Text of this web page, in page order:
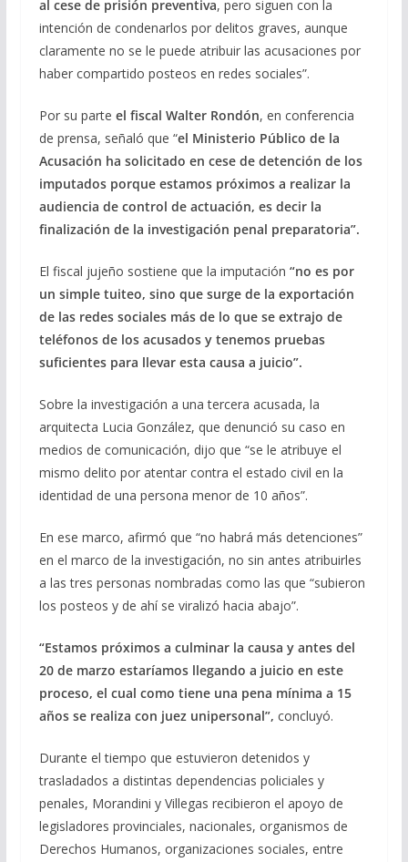
al cese de prisión preventiva, pero siguen con la
intención de condenarlos por delitos graves, aunque
claramente no se le puede atribuir las acusaciones por
haber compartido posteos en redes sociales”.
Por su parte el fiscal Walter Rondón, en conferencia
de prensa, señaló que “el Ministerio Público de la
Acusación ha solicitado en cese de detención de los
imputados porque estamos próximos a realizar la
audiencia de control de actuación, es decir la
finalización de la investigación penal preparatoria”.
El fiscal jujeño sostiene que la imputación “no es por
un simple tuiteo, sino que surge de la exportación
de las redes sociales más de lo que se extrajo de
teléfonos de los acusados y tenemos pruebas
suficientes para llevar esta causa a juicio”.
Sobre la investigación a una tercera acusada, la
arquitecta Lucia González, que denunció su caso en
medios de comunicación, dijo que “se le atribuye el
mismo delito por atentar contra el estado civil en la
identidad de una persona menor de 10 años”.
En ese marco, afirmó que “no habrá más detenciones”
en el marco de la investigación, no sin antes atribuirles
a las tres personas nombradas como las que “subieron
los posteos y de ahí se viralizó hacia abajo”.
“Estamos próximos a culminar la causa y antes del
20 de marzo estaríamos llegando a juicio en este
proceso, el cual como tiene una pena mínima a 15
años se realiza con juez unipersonal”, concluyó.
Durante el tiempo que estuvieron detenidos y
trasladados a distintas dependencias policiales y
penales, Morandini y Villegas recibieron el apoyo de
legisladores provinciales, nacionales, organismos de
Derechos Humanos, organizaciones sociales, entre